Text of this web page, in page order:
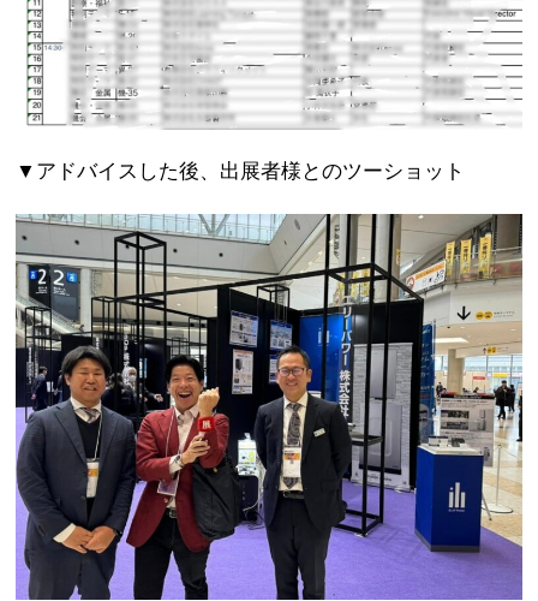
▼アドバイスした後、出展者様とのツーショット